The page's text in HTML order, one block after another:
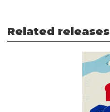
Related releases